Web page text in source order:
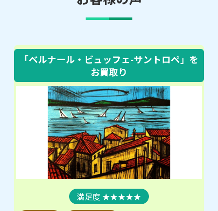
「ベルナール・ビュッフェ-サントロペ」 を
お買取り
★★★★★